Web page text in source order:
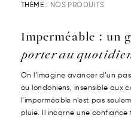
THÈME : NOS PRODUITS
Imperméable : un
porter au
On l’imagine avancer d’un
ou londoniens, insensible aux
l’imperméable n’est pas
pluie. Il incarne une